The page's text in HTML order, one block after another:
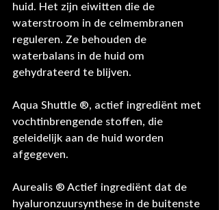
huid. Het zijn eiwitten die de
waterstroom in de celmembranen
reguleren. Ze behouden de
waterbalans in de huid om
gehydrateerd te blijven.
Aqua Shuttle ®, actief ingrediënt met
vochtinbrengende stoffen, die
geleidelijk aan de huid worden
afgegeven.
Aurealis ® Actief ingrediënt dat de
hyaluronzuursynthese in de buitenste